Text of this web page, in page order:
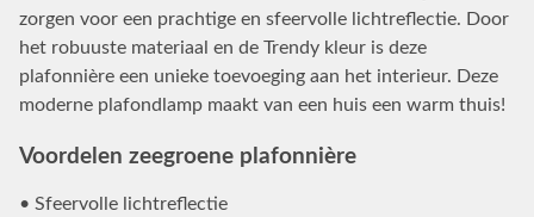
zorgen voor een prachtige en sfeervolle lichtreflectie. Door
het robuuste materiaal en de Trendy kleur is deze
plafonnière een unieke toevoeging aan het interieur. Deze
moderne plafondlamp maakt van een huis een warm thuis!
Voordelen zeegroene plafonnière
• Sfeervolle lichtreflectie